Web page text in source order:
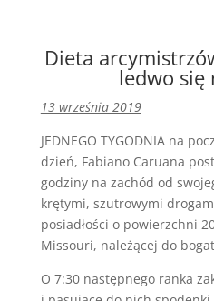
Dieta
ledwo się
13 września 2019
JEDNEGO TYGODNIA na
dzień, Fabiano Caruana
godziny na zachód od
krętymi, szutrowymi
posiadłości o powierzchni
Missouri, należącej do
O 7:30 następnego ranka